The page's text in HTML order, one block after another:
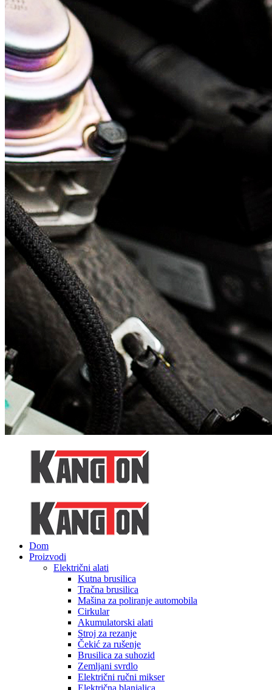
Dom
Proizvodi
Električni alati
Kutna brusilica
Tračna brusilica
Mašina za poliranje automobila
Cirkular
Akumulatorski alati
Stroj za rezanje
Čekić za rušenje
Brusilica za suhozid
Zemljani svrdlo
Električni ručni mikser
Električna blanjalica